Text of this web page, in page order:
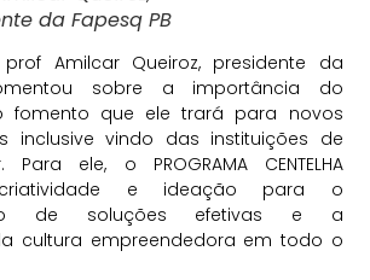
da Fapesq PB
Amilcar Queiroz, presidente da
sobre a importância do
fomento que ele trará para novos
inclusive vindo das instituições de
ele, o PROGRAMA CENTELHA
e ideação para o
de soluções efetivas e a
cultura empreendedora em todo o